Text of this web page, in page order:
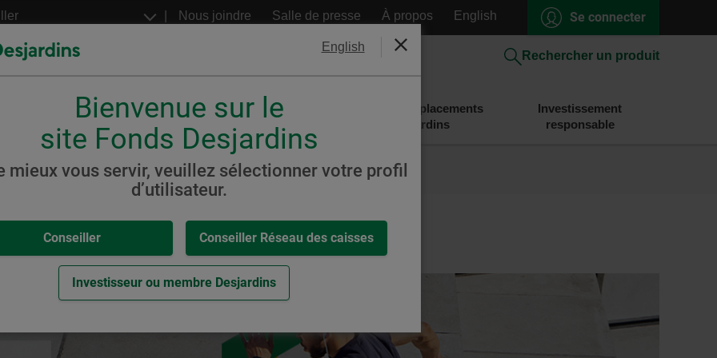
Aller
au
Nous joindre Salle de presse À propos English Se connecter
Rechercher un produit
FNB
Billets structurés
Desjardins
Épargne et placements
Desjardins
Investissement
responsable
à revenu fixe
English
Bienvenue sur le
site Fonds Desjardins
mieux vous servir, veuillez sélectionner votre profil
d’utilisateur.
Conseiller Conseiller Réseau des caisses
Investisseur ou membre Desjardins
Fermer
fixe